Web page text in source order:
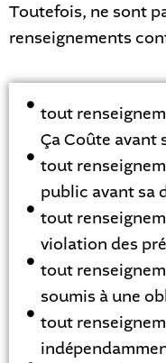
Toutefois, ne sont
renseignements
tout
Ça Coûte avant
tout
public avant sa
tout
violation des
tout
soumis à une
tout